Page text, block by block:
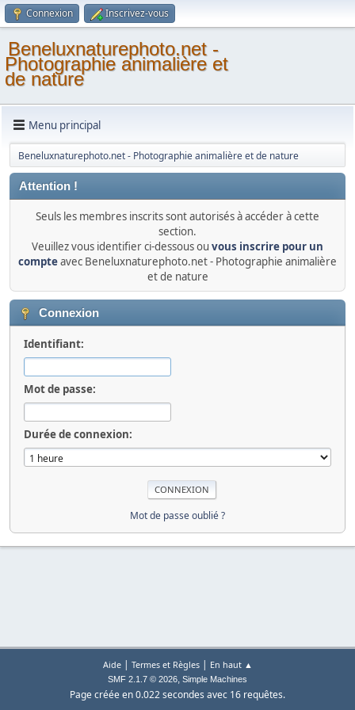
Connexion Inscrivez-vous
Beneluxnaturephoto.net -
Photographie animalière et
de nature
Menu principal
Beneluxnaturephoto.net - Photographie animalière et de nature
Attention !
Seuls les membres inscrits sont autorisés à accéder à cette
section.
Veuillez vous identifier ci-dessous ou vous inscrire pour un
compteavec Beneluxnaturephoto.net - Photographie animalière
et de nature
Connexion
Identifiant:
Mot de passe:
Durée de connexion:
Mot de passe oublié ?
Aide| Termes et Règles| En haut ▲
SMF 2.1.7 © 2026, Simple Machines
Page créée en 0.022 secondes avec 16 requêtes.